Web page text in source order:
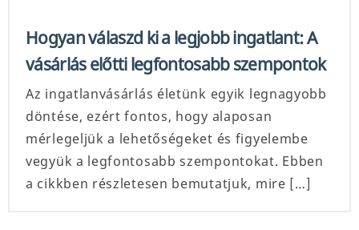
Hogyan válaszd ki a legjobb ingatlant: A
vásárlás előtti legfontosabb szempontok
Az ingatlanvásárlás életünk egyik legnagyobb
döntése, ezért fontos, hogy alaposan
mérlegeljük a lehetőségeket és figyelembe
vegyük a legfontosabb szempontokat. Ebben
a cikkben részletesen bemutatjuk, mire […]